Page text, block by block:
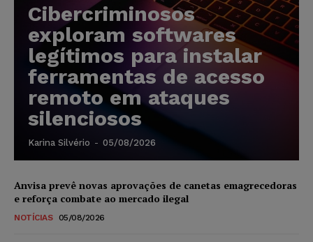
Cibercriminosos
exploram softwares
legítimos para instalar
ferramentas de acesso
remoto em ataques
silenciosos
Karina Silvério - 05/08/2026
Anvisa prevê novas aprovações de canetas emagrecedoras
e reforça combate ao mercado ilegal
NOTÍCIAS 05/08/2026